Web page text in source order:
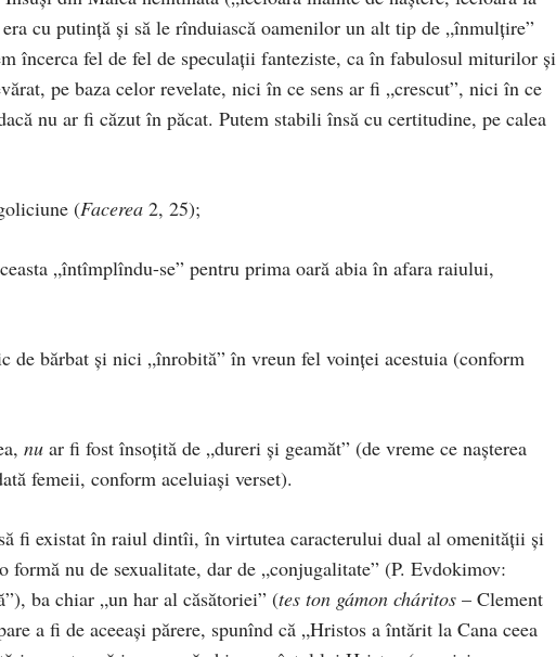
cu putinţă şi să le rînduiască oame­nilor un alt tip de „înmulţire”
încerca fel de fel de speculaţii fanteziste, ca în fabulosul miturilor şi
pe baza celor revelate, nici în ce sens ar fi „crescut”, nici în ce
nu ar fi căzut în păcat. Putem stabili însă cu cer­titudine, pe calea
(Fa­cerea 2, 25);
„în­tîm­plîndu-se” pentru prima oară abia în afara raiului,
de băr­bat şi nici „înrobită” în vreun fel voinţei acestuia (conform
nu ar fi fost însoţită de „dureri şi geamăt” (de vreme ce naş­terea
femeii, conform aceluiaşi verset).
fi existat în raiul dintîi, în virtutea caracterului dual al omenită­ţii şi
nu de sexualitate, dar de „conjugalitate” (P. Evdokimov:
ba chiar „un har al căsătoriei” (tes ton gámon cháritos – Clement
a fi de aceeaşi părere, spunînd că „Hristos a întărit la Cana ceea